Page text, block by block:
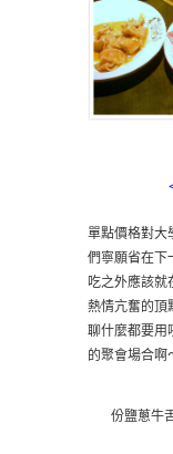
單點價格對大
們寧願省在下
吃之外應該就
熱情亢奮的頂
聊什麼都要用
的聚會場合啊
份鹽蔥牛